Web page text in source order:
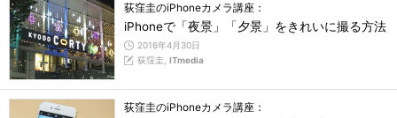
荻窪圭のiPhoneカメラ講座：
iPhoneで「夜景」「夕景」をきれいに撮る方法
2016年4月30日
荻窪圭, ITmedia
荻窪圭のiPhoneカメラ講座：